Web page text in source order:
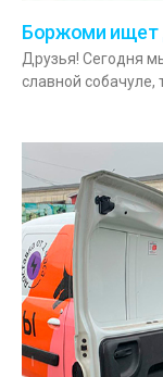
Боржоми
Друзья! Сегодня
славной